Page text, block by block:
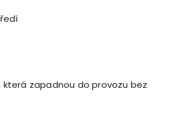
zapadnou do provozu bez